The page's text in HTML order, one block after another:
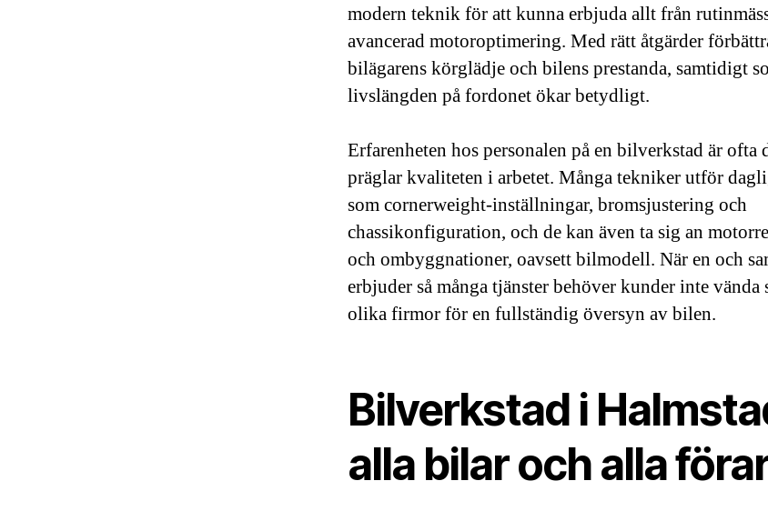
modern teknik för att kunna erbjuda allt från
avancerad motoroptimering. Med rätt åtgärder
bilägarens körglädje och bilens prestanda, samtidigt
livslängden på fordonet ökar betydligt.
Erfarenheten hos personalen på en bilverkstad är ofta
präglar kvaliteten i arbetet. Många tekniker utför
som cornerweight-inställningar, bromsjustering och
chassikonfiguration, och de kan även ta sig an
och ombyggnationer, oavsett bilmodell. När en och
erbjuder så många tjänster behöver kunder inte
olika firmor för en fullständig översyn av bilen.
Bilverkstad i
alla bilar och alla